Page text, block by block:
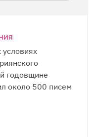
условиях
годовщине
около 500 писем